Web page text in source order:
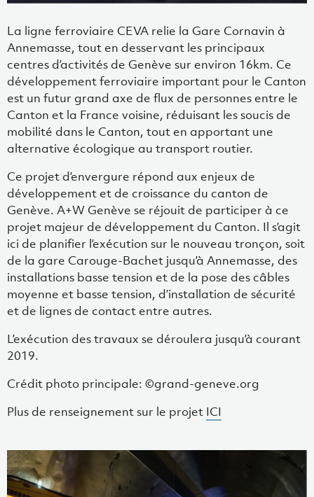
La ligne ferroviaire CEVA relie la Gare Cornavin à
Annemasse, tout en desservant les principaux
centres d’activités de Genève sur environ 16km. Ce
développement ferroviaire important pour le Canton
est un futur grand axe de flux de personnes entre le
Canton et la France voisine, réduisant les soucis de
mobilité dans le Canton, tout en apportant une
alternative écologique au transport routier.
Ce projet d’envergure répond aux enjeux de
développement et de croissance du canton de
Genève. A+W Genève se réjouit de participer à ce
projet majeur de développement du Canton. Il s’agit
ici de planifier l’exécution sur le nouveau tronçon, soit
de la gare Carouge-Bachet jusqu’à Annemasse, des
installations basse tension et de la pose des câbles
moyenne et basse tension, d’installation de sécurité
et de lignes de contact entre autres.
L’exécution des travaux se déroulera jusqu’à courant
2019.
Crédit photo principale: ©grand-geneve.org
Plus de renseignement sur le projet ICI